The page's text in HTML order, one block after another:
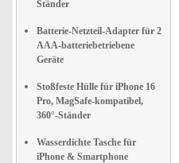
Ständer
Batterie-Netzteil-Adapter für 2
AAA-batteriebetriebene
Geräte
Stoßfeste Hülle für iPhone 16
Pro, MagSafe-kompatibel,
360°-Ständer
Wasserdichte Tasche für
iPhone & Smartphone